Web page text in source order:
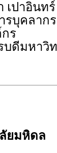
เปาอินทร์
รบุคลาก
ร
ดีมหาวิ
ยมหิดล